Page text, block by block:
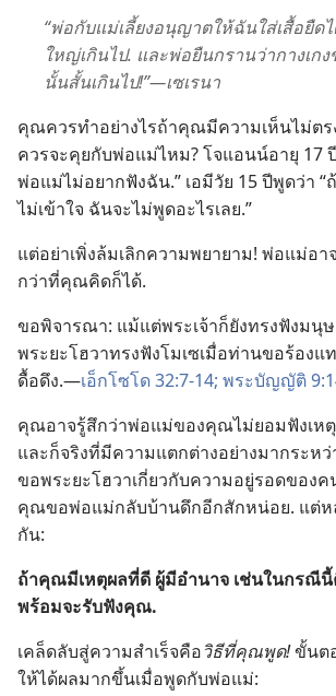
“พ่อ​กับ​แม่​เลี้ยง​อนุญาต​ให้​ฉัน​ใส่​เสื้อ​ยืด​
ใหญ่​เกิน​ไป. และ​พ่อ​ยืนกราน​ว่า​กางเก
นั้น​สั้น​เกิน​ไป!”—เซเรนา
คุณ​ควร​ทำ​อย่าง​ไร​ถ้า​คุณ​มี​ความ​เห็น​ไม่​ต
ควร​จะ​คุย​กับ​พ่อ​แม่​ไหม? โจ​แอนน์​อายุ 17
พ่อ​แม่​ไม่​อยาก​ฟัง​ฉัน.” เอมี​วัย 15 ปี​พูด​ว่า
ไม่​เข้าใจ ฉัน​จะ​ไม่​พูด​อะไร​เลย.”
แต่​อย่า​เพิ่ง​ล้ม​เลิก​ความ​พยายาม! พ่อ​แม่​อ
กว่า​ที่​คุณ​คิด​ก็​ได้.
ขอ​พิจารณา: แม้​แต่​พระเจ้า​ก็​ยัง​ทรง​ฟัง​มนุษ
พระ​ยะโฮวา​ทรง​ฟัง​โมเซ​เมื่อ​ท่าน​ขอร้อง​แ
ดื้อดึง.—เอ็กโซโด 32:7-14; พระ​บัญญัติ
คุณ​อาจ​รู้สึก​ว่า​พ่อ​แม่​ของ​คุณ​ไม่​ยอม​ฟัง​เหตุ​
และ​ก็​จริง​ที่​มี​ความ​แตกต่าง​อย่าง​มาก​ระห
ขอ​พระ​ยะโฮวา​เกี่ยว​กับ​ความ​อยู่​รอด​ของ​
คุณ​ขอ​พ่อ​แม่​กลับ​บ้าน​ดึก​อีก​สัก​หน่อย. แต่​ห
กัน:
ถ้า​คุณ​มี​เหตุ​ผล​ที่​ดี ผู้​มี​อำนาจ เช่น​ใน​กรณี​
พร้อม​จะ​รับ​ฟัง​คุณ.
เคล็ดลับ​สู่​ความ​สำเร็จ​คือ​วิธี​ที่​คุณ​พูด!ขั้น​ต
ให้​ได้​ผล​มาก​ขึ้น​เมื่อ​พูด​กับ​พ่อ​แม่: